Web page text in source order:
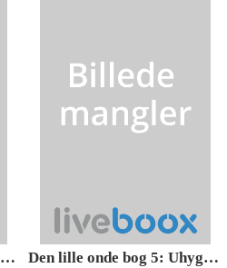
Den lille onde bog 7: Ufattelig skrækkelig! Den lille onde bog 5: Uhyggeligt magisk!